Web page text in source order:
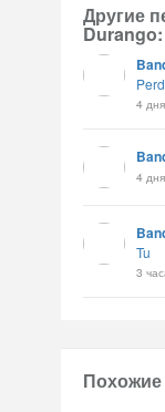
Другие
Durango:
4
4
Tu
3